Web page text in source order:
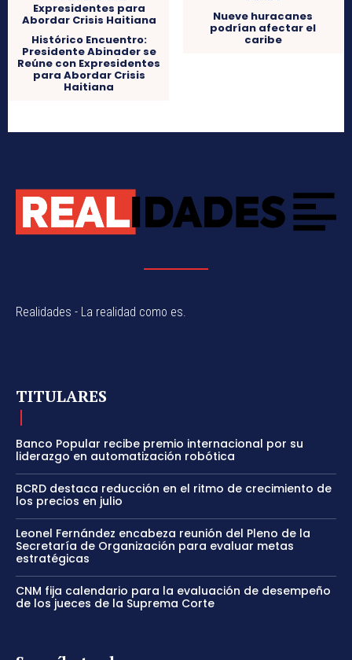
Histórico Encuentro:
Presidente Abinader se
Reúne con Expresidentes
para Abordar Crisis
Haitiana
Nueve huracanes
podrían afectar el
caribe
Realidades - La realidad como es.
TITULARES
Banco Popular recibe premio internacional por su
liderazgo en automatización robótica
BCRD destaca reducción en el ritmo de crecimiento de
los precios en julio
Leonel Fernández encabeza reunión del Pleno de la
Secretaría de Organización para evaluar metas
estratégicas
CNM fija calendario para la evaluación de desempeño
de los jueces de la Suprema Corte